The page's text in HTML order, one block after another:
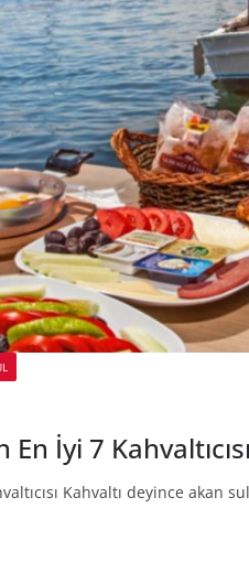
En İyi 7 Kahvaltıcısı
Kahvaltı deyince